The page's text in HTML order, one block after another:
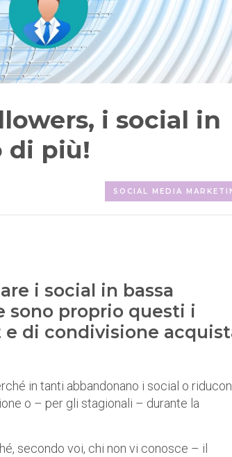
i social in
di più!
SOCIAL MEDIA
i social in bassa
sono proprio questi i
di condivisione
in tanti abbandonano i social o
o – per gli stagionali – durante la
secondo voi, chi non vi conosce – il